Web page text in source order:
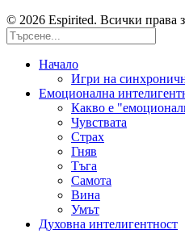
© 2026 Espirited. Всички права
Начало
Игри на
Емоционална
Какво е
Чувствата
Страх
Гняв
Тъга
Самота
Вина
Умът
Духовна интелигентност